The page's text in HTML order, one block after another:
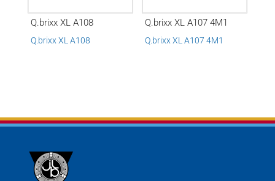
Q.brixx XL A108
Q.brixx XL A108
Q.brixx XL A107 4M1
Q.brixx XL A107 4M1